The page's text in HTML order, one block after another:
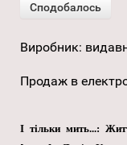
Виробник:
Продаж в
І тільки мить...: